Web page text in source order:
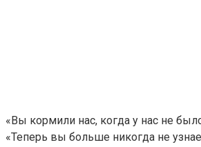
«Вы кормили нас, когда у нас не
«Теперь вы больше никогда не